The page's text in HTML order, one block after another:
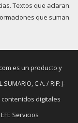
Textos que aclaran.
que suman.
es un producto y
C.A. / RIF: J-
contenidos digitales
Servicios